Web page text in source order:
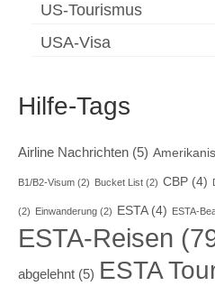
US-Tourismus
USA-Visa
Hilfe-Tags
Airline Nachrichten (5)
B1/B2-Visum (2) Bucket List (2) CBP (4)
(2) Einwanderung (2) ESTA(4) ESTA-
ESTA-Reisen
abgelehnt (5) ESTA